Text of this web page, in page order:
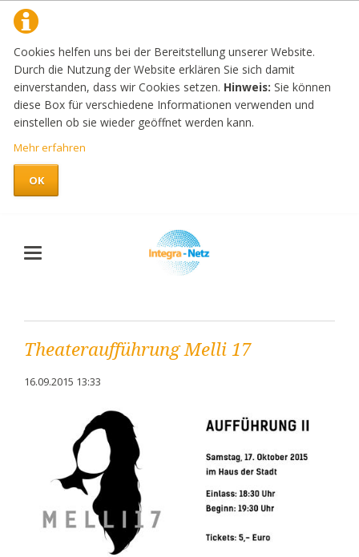
Cookies helfen uns bei der Bereitstellung unserer Website.
Durch die Nutzung der Website erklären Sie sich damit
einverstanden, dass wir Cookies setzen. Hinweis: Sie können
diese Box für verschiedene Informationen verwenden und
einstellen ob sie wieder geöffnet werden kann.
Mehr erfahren
OK
Theateraufführung Melli 17
16.09.2015 13:33